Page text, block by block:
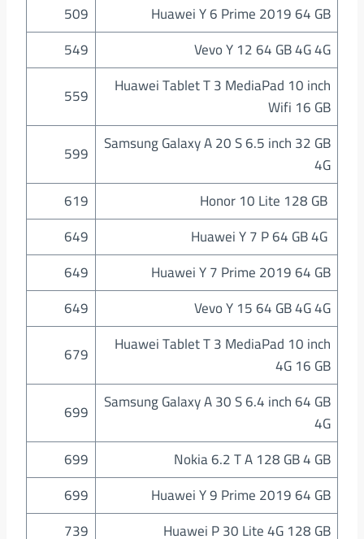
Huawei Y 6 Prime 2019 64 GB
509
Vevo Y 12 64 GB 4G 4G
549
Huawei Tablet T 3 MediaPad 10 inch
Wifi 16 GB
559
Samsung Galaxy A 20 S 6.5 inch 32 GB
4G
599
Honor 10 Lite 128 GB
619
Huawei Y 7 P 64 GB 4G
649
Huawei Y 7 Prime 2019 64 GB
649
Vevo Y 15 64 GB 4G 4G
649
Huawei Tablet T 3 MediaPad 10 inch
4G 16 GB
679
Samsung Galaxy A 30 S 6.4 inch 64 GB
4G
699
Nokia 6.2 T A 128 GB 4 GB
699
Huawei Y 9 Prime 2019 64 GB
699
Huawei P 30 Lite 4G 128 GB
739